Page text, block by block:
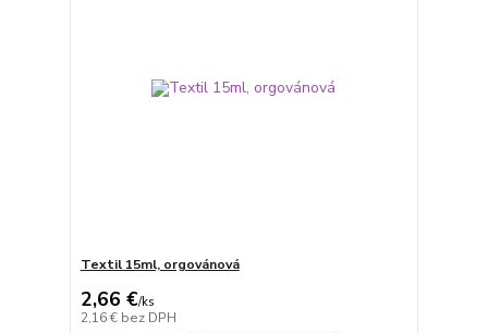
Textil 15ml, orgovánová
2,66 €/ks
2,16 € bez DPH